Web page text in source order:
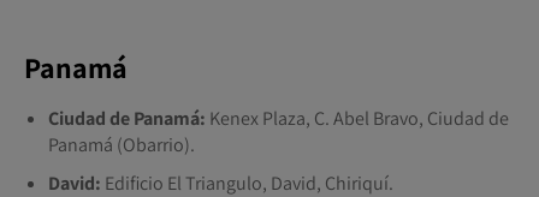
Panamá
Ciudad de Panamá: Kenex Plaza, C. Abel Bravo, Ciudad de
Panamá (Obarrio).
David: Edificio El Triangulo, David, Chiriquí.